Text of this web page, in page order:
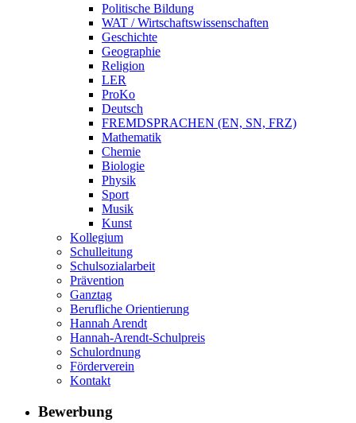
Politische Bildung
WAT / Wirtschaftswissenschaften
Geschichte
Geographie
Religion
LER
ProKo
Deutsch
FREMDSPRACHEN (EN, SN, FRZ)
Mathematik
Chemie
Biologie
Physik
Sport
Musik
Kunst
Kollegium
Schulleitung
Schulsozialarbeit
Prävention
Ganztag
Berufliche Orientierung
Hannah Arendt
Hannah-Arendt-Schulpreis
Schulordnung
Förderverein
Kontakt
Bewerbung